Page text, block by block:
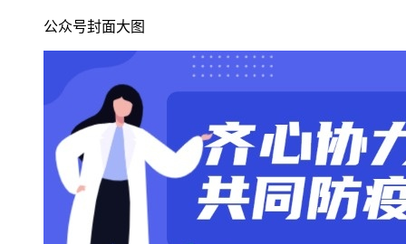
公众号封面大图